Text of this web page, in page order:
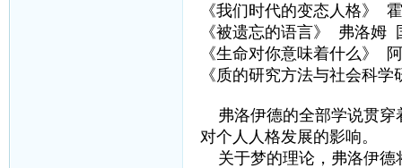
《我们时代的变态人格》
《被遗忘的语言》 弗洛姆
《生命对你意味着什么》
《质的研究方法与社会科
弗洛伊德的全部学说贯穿
对个人人格发展的影响。
关于梦的理论，弗洛伊德